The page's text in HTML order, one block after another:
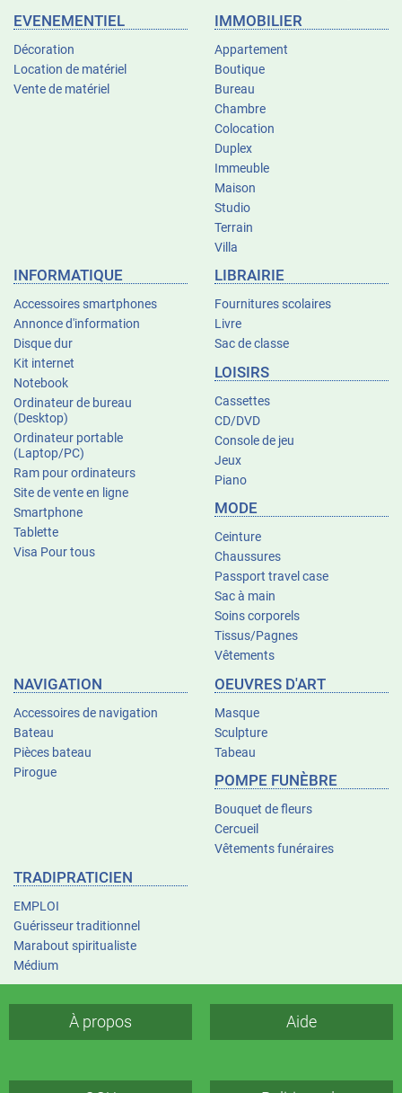
EVENEMENTIEL
Décoration
Location de matériel
Vente de matériel
IMMOBILIER
Appartement
Boutique
Bureau
Chambre
Colocation
Duplex
Immeuble
Maison
Studio
Terrain
Villa
INFORMATIQUE
Accessoires smartphones
Annonce d'information
Disque dur
Kit internet
Notebook
Ordinateur de bureau
(Desktop)
Ordinateur portable
(Laptop/PC)
Ram pour ordinateurs
Site de vente en ligne
Smartphone
Tablette
Visa Pour tous
LIBRAIRIE
Fournitures scolaires
Livre
Sac de classe
LOISIRS
Cassettes
CD/DVD
Console de jeu
Jeux
Piano
MODE
Ceinture
Chaussures
Passport travel case
Sac à main
Soins corporels
Tissus/Pagnes
Vêtements
NAVIGATION
Accessoires de navigation
Bateau
Pièces bateau
Pirogue
OEUVRES D'ART
Masque
Sculpture
Tabeau
POMPE FUNÈBRE
Bouquet de fleurs
Cercueil
Vêtements funéraires
TRADIPRATICIEN
EMPLOI
Guérisseur traditionnel
Marabout spiritualiste
Médium
À propos Aide